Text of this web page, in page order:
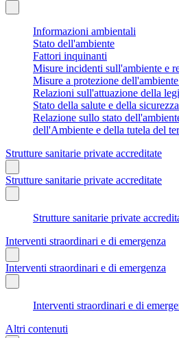
Informazioni ambientali
Stato dell'ambiente
Fattori inquinanti
Misure incidenti sull'ambiente e
Misure a protezione
Relazioni sull'attuazione della
Stato della salute e della
Relazione sullo stato
dell'Ambiente e della tutela del
Strutture sanitarie private accreditate
Strutture sanitarie private accreditate
Strutture sanitarie private
Interventi straordinari e di emergenza
Interventi straordinari e di emergenza
Interventi straordinari e di
Altri contenuti